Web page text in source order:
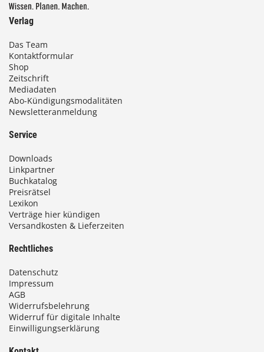
Verlag
Das Team
Kontaktformular
Shop
Zeitschrift
Mediadaten
Abo-Kündigungsmodalitäten
Newsletteranmeldung
Service
Downloads
Linkpartner
Buchkatalog
Preisrätsel
Lexikon
Verträge hier kündigen
Versandkosten & Lieferzeiten
Rechtliches
Datenschutz
Impressum
AGB
Widerrufsbelehrung
Widerruf für digitale Inhalte
Einwilligungserklärung